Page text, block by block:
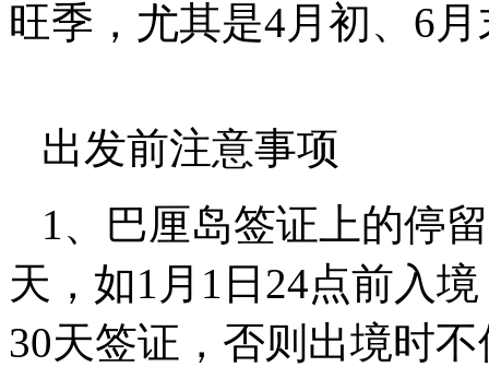
旺季，尤其是4月初、6
出发前注意事项
1、巴厘岛签证上的停
天，如1月1日24点前入
30天签证，否则出境时